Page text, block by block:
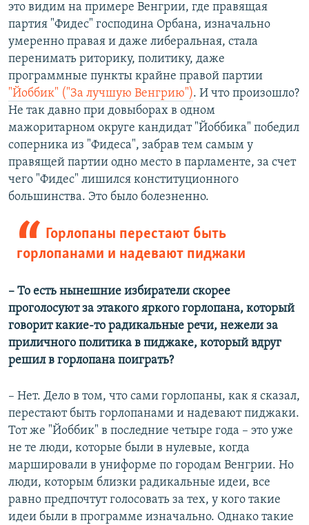
это видим на примере Венгрии, где правящая
партия "Фидес" господина Орбана, изначально
умеренно правая и даже либеральная, стала
перенимать риторику, политику, даже
программные пункты крайне правой партии
"Йоббик" ("За лучшую Венгрию"). И что произошло?
Не так давно при довыборах в одном
мажоритарном округе кандидат "Йоббика" победил
соперника из "Фидеса", забрав тем самым у
правящей партии одно место в парламенте, за счет
чего "Фидес" лишился конституционного
большинства. Это было болезненно.
Горлопаны перестают быть
горлопанами и надевают пиджаки
– То есть нынешние избиратели скорее
проголосуют за этакого яркого горлопана, который
говорит какие-то радикальные речи, нежели за
приличного политика в пиджаке, который вдруг
решил в горлопана поиграть?
– Нет. Дело в том, что сами горлопаны, как я сказал,
перестают быть горлопанами и надевают пиджаки.
Тот же "Йоббик" в последние четыре года – это уже
не те люди, которые были в нулевые, когда
маршировали в униформе по городам Венгрии. Но
люди, которым близки радикальные идеи, все
равно предпочтут голосовать за тех, у кого такие
идеи были в программе изначально. Однако такие